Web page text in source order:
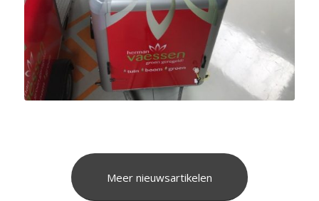
Meer nieuwsartikelen